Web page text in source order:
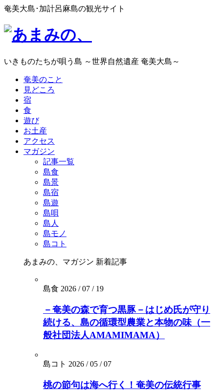
奄美大島･加計呂麻島の観光サイト
いきものたちが唄う島 ～世界自然遺産 奄美大島～
奄美のこと
見どころ
宿
食
遊び
お土産
アクセス
マガジン
記事一覧
島食
島景
島宿
島遊
島唄
島人
島モノ
島コト
あまみの、マガジン 新着記事
島食 2026 / 07 / 19
－奄美の森で育つ黒豚－はじめ氏が守り
続ける、島の循環型農業と本物の味（一
般社団法人AMAMIMAMA）
島コト 2026 / 05 / 07
桃の節句は海へ行く！奄美の伝統行事